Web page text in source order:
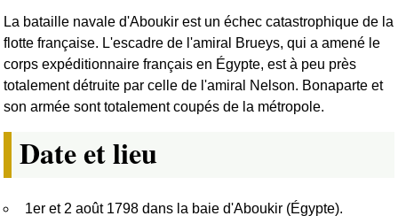
La bataille navale d'Aboukir est un échec catastrophique de la
flotte française. L'escadre de l'amiral Brueys, qui a amené le
corps expéditionnaire français en Égypte, est à peu près
totalement détruite par celle de l'amiral Nelson. Bonaparte et
son armée sont totalement coupés de la métropole.
Date et lieu
1er et 2 août 1798 dans la baie d'Aboukir (Égypte).